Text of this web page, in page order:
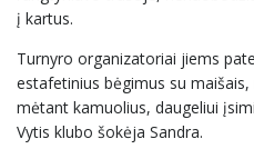
į kartus.
Turnyro organizatoriai jiems
estafetinius bėgimus su
mėtant kamuolius, daugeliui
Vytis klubo šokėja Sandra.